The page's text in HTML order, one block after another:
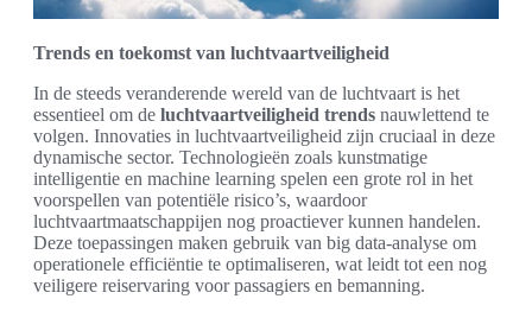
Trends en toekomst van luchtvaartveiligheid
In de steeds veranderende wereld van de luchtvaart is het
essentieel om de luchtvaartveiligheid trends nauwlettend te
volgen. Innovaties in luchtvaartveiligheid zijn cruciaal in deze
dynamische sector. Technologieën zoals kunstmatige
intelligentie en machine learning spelen een grote rol in het
voorspellen van potentiële risico’s, waardoor
luchtvaartmaatschappijen nog proactiever kunnen handelen.
Deze toepassingen maken gebruik van big data-analyse om
operationele efficiëntie te optimaliseren, wat leidt tot een nog
veiligere reiservaring voor passagiers en bemanning.